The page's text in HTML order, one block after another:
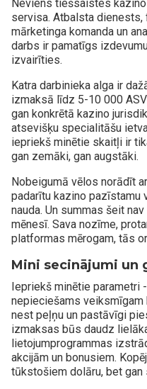
Neviens tiešsaistes
servisa. Atbalsta dienests,
mārketinga komanda un
darbs ir pamatīgs
izvairīties.
Katra darbinieka alga ir
izmaksā līdz 5-10 000
gan konkrētā kazino
atsevišķu specialitāšu
iepriekš minētie skaitļi ir
gan zemāki, gan augstāki.
Nobeigumā vēlos norādīt
padarītu kazino pazīstamu
nauda. Un summas šeit
mēnesī. Sava nozīme,
platformas mērogam, tās
Mini secinājumi un
Iepriekš minētie parametri
nepieciešams
nest peļņu un pastāvīgi
izmaksas būs daudz
lietojumprogrammas
akcijām un bonusiem.
tūkstošiem dolāru, bet